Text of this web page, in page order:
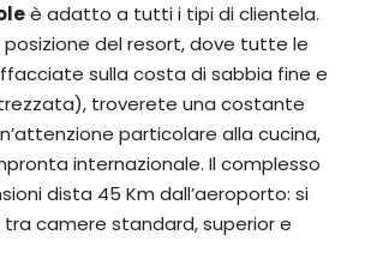
è adatto a tutti i tipi di clientela.
del resort, dove tutte le
sulla costa di sabbia fine e
troverete una costante
particolare alla cucina,
internazionale. Il complesso
dista 45 Km dall’aeroporto: si
camere standard, superior e